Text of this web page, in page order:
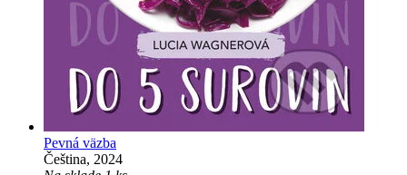
Pevná väzba
Čeština, 2024